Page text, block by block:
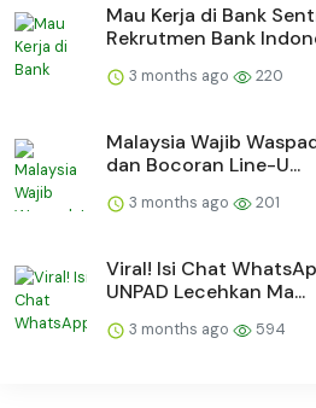
Mau Kerja di Bank
Rekrutmen Bank
3 months ago 220
Malaysia Wajib
dan Bocoran Line-U...
3 months ago 201
Viral! Isi Chat
UNPAD Lecehkan Ma...
3 months ago 594